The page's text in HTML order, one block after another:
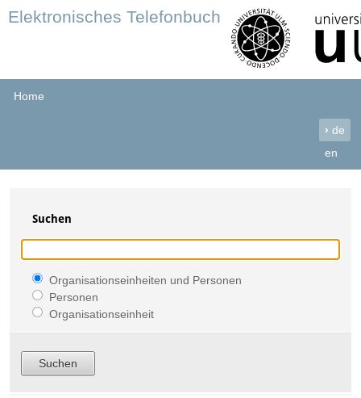
Elektronisches Telefonbuch
Home
› de
en
Suchen
Organisationseinheiten und Personen
Personen
Organisationseinheit